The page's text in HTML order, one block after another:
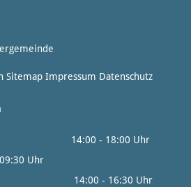
Sitemap Impressum Datenschutz
- 18:00 Uhr
Uhr
- 16:30 Uhr